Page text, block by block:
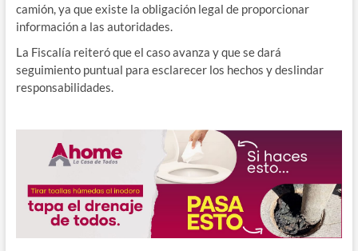
camión, ya que existe la obligación legal de proporcionar
información a las autoridades.
La Fiscalía reiteró que el caso avanza y que se dará
seguimiento puntual para esclarecer los hechos y deslindar
responsabilidades.